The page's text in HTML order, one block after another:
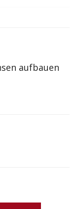
aufbauen